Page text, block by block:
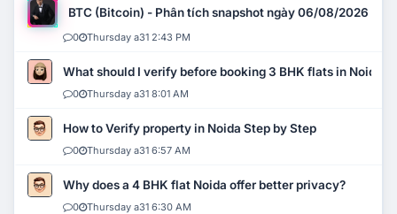
BTC (Bitcoin) - Phân tích snapshot ngày 06/08/2026
0 Thursday a31 2:43 PM
What should I verify before booking 3 BHK flats in Noida?
0 Thursday a31 8:01 AM
How to Verify property in Noida Step by Step
0 Thursday a31 6:57 AM
Why does a 4 BHK flat Noida offer better privacy?
0 Thursday a31 6:30 AM